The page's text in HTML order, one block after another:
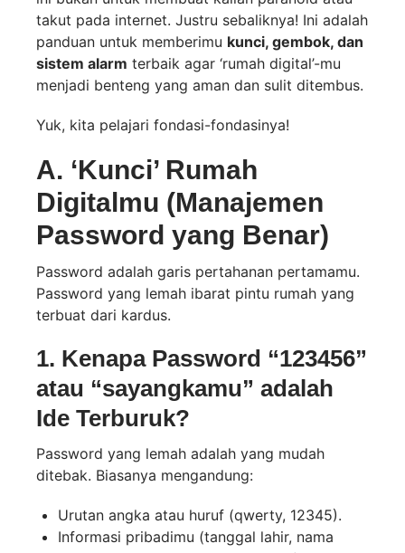
takut pada internet. Justru sebaliknya! Ini adalah
panduan untuk memberimu kunci, gembok, dan
sistem alarm terbaik agar ‘rumah digital’-mu
menjadi benteng yang aman dan sulit ditembus.
Yuk, kita pelajari fondasi-fondasinya!
A. ‘Kunci’ Rumah
Digitalmu (Manajemen
Password yang Benar)
Password adalah garis pertahanan pertamamu.
Password yang lemah ibarat pintu rumah yang
terbuat dari kardus.
1. Kenapa Password “123456”
atau “sayangkamu” adalah
Ide Terburuk?
Password yang lemah adalah yang mudah
ditebak. Biasanya mengandung:
Urutan angka atau huruf (qwerty, 12345).
Informasi pribadimu (tanggal lahir, nama